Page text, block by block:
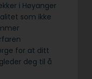
i Høyanger
som ikke
for at ditt
deg til å